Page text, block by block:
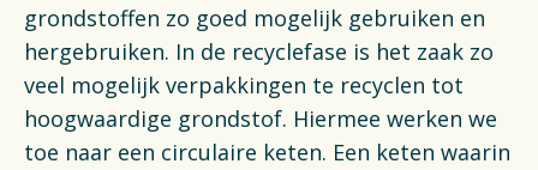
grondstoffen zo goed mogelijk gebruiken en
hergebruiken. In de recyclefase is het zaak zo
veel mogelijk verpakkingen te recyclen tot
hoogwaardige grondstof. Hiermee werken we
toe naar een circulaire keten. Een keten waarin